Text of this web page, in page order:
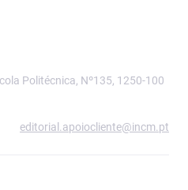
Politécnica, Nº135, 1250-100
editorial.apoiocliente@incm.pt